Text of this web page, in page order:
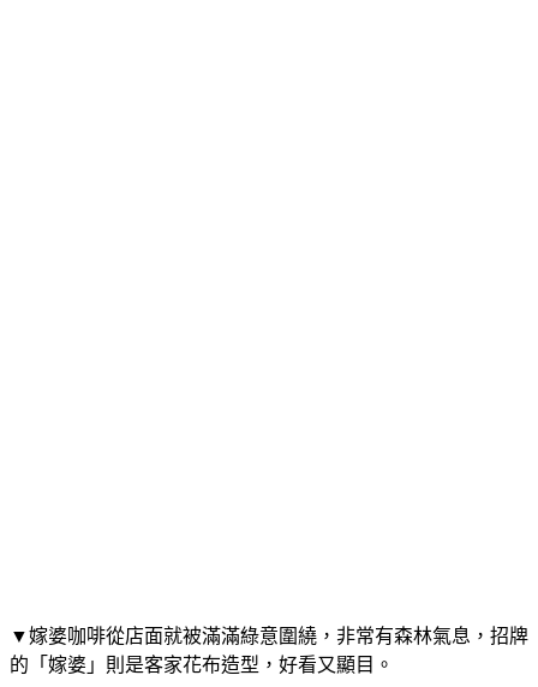
▼嫁婆咖啡從店面就被滿滿綠意圍繞，非常有森林氣息，招牌
的「嫁婆」則是客家花布造型，好看又顯目。